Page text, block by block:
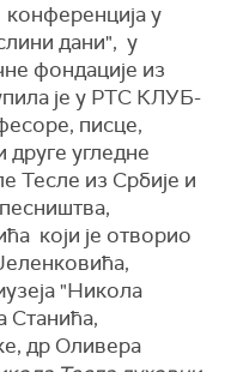
у
дани", у
фондације из
је у РТС КЛУБ-
писце,
угледне
Тесле из Србије и
који је отворио
"Никола
Станића,
др Оливера